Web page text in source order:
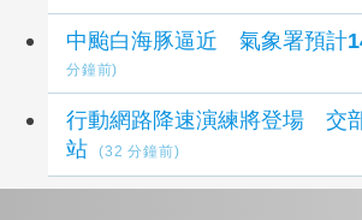
中颱白海豚逼近 氣象署預計
分鐘前)
行動網路降速演練將登場 交
站
(32 分鐘前)